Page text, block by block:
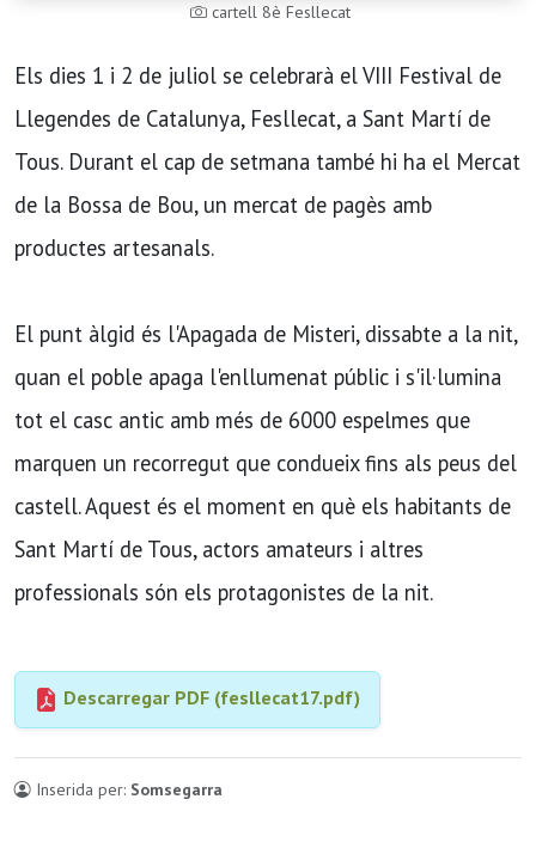
cartell 8è Fesllecat
Els dies 1 i 2 de juliol se celebrarà el VIII Festival de
Llegendes de Catalunya, Fesllecat, a Sant Martí de
Tous. Durant el cap de setmana també hi ha el Mercat
de la Bossa de Bou, un mercat de pagès amb
productes artesanals.
El punt àlgid és l'Apagada de Misteri, dissabte a la nit,
quan el poble apaga l'enllumenat públic i s'il·lumina
tot el casc antic amb més de 6000 espelmes que
marquen un recorregut que condueix fins als peus del
castell. Aquest és el moment en què els habitants de
Sant Martí de Tous, actors amateurs i altres
professionals són els protagonistes de la nit.
Descarregar PDF (fesllecat17.pdf)
Inserida per: Somsegarra